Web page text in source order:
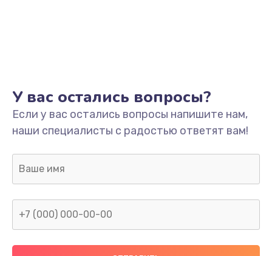
У вас остались вопросы?
Если у вас остались вопросы напишите нам,
наши специалисты с радостью ответят вам!